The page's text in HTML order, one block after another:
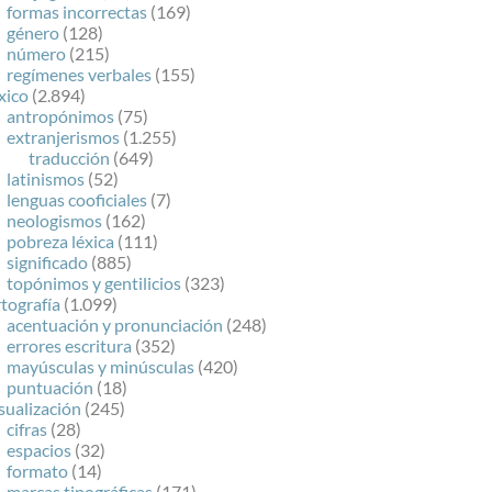
formas incorrectas (169)
género (128)
número (215)
regímenes verbales (155)
(2.894)
antropónimos (75)
extranjerismos (1.255)
traducción (649)
latinismos (52)
lenguas cooficiales (7)
neologismos (162)
pobreza léxica (111)
significado (885)
topónimos y gentilicios (323)
(1.099)
acentuación y pronunciación (248)
errores escritura (352)
mayúsculas y minúsculas (420)
puntuación (18)
(245)
cifras (28)
espacios (32)
formato (14)